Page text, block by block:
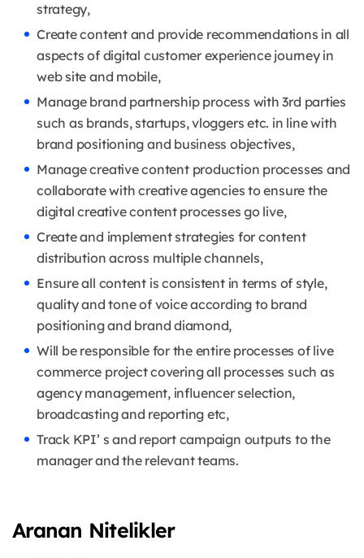
strategy,
Create content and provide recommendations in all
aspects of digital customer experience journey in
web site and mobile,
Manage brand partnership process with 3rd parties
such as brands, startups, vloggers etc. in line with
brand positioning and business objectives,
Manage creative content production processes and
collaborate with creative agencies to ensure the
digital creative content processes go live,
Create and implement strategies for content
distribution across multiple channels,
Ensure all content is consistent in terms of style,
quality and tone of voice according to brand
positioning and brand diamond,
Will be responsible for the entire processes of live
commerce project covering all processes such as
agency management, influencer selection,
broadcasting and reporting etc,
Track KPI’ s and report campaign outputs to the
manager and the relevant teams.
Aranan Nitelikler